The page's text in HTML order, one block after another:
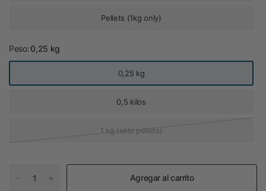
Pellets (1kg only)
Peso:0,25 kg
0,25 kg
0,5 kilos
1 kg (sólo pellets)
Agregar al carrito